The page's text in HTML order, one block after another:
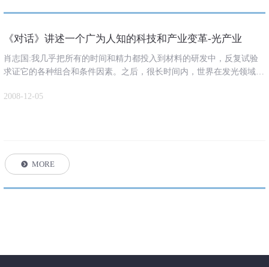
뀹 MORE
《对话》讲述一个广为人知的科技和产业变革-光产业
肖志国:我几乎把所有的时间和精力都投入到材料的研发中，反复试验
求证它的各种组合和条件因素。之后，很长时间内，世界在发光领域没
常重大的意义，有机会要给它放到市场。
2008-12-05